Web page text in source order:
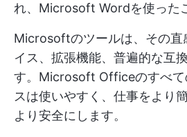
れ、Microsoft Wordを使った
Microsoftのツールは、その直
イス、拡張機能、普遍的な互
す。Microsoft Officeのすべて
スは使いやすく、仕事をより
より安全にします。